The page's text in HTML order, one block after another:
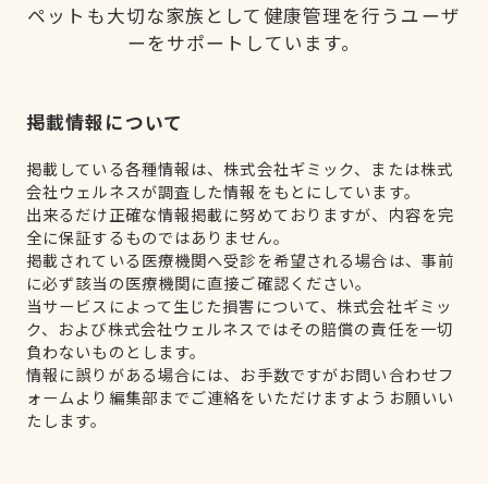
ペットも大切な家族として健康管理を行うユーザ
ーをサポートしています。
掲載情報について
掲載している各種情報は、株式会社ギミック、または株式
会社ウェルネスが調査した情報をもとにしています。
出来るだけ正確な情報掲載に努めておりますが、内容を完
全に保証するものではありません。
掲載されている医療機関へ受診を希望される場合は、事前
に必ず該当の医療機関に直接ご確認ください。
当サービスによって生じた損害について、株式会社ギミッ
ク、および株式会社ウェルネスではその賠償の責任を一切
負わないものとします。
情報に誤りがある場合には、お手数ですがお問い合わせフ
ォームより編集部までご連絡をいただけますようお願いい
たします。